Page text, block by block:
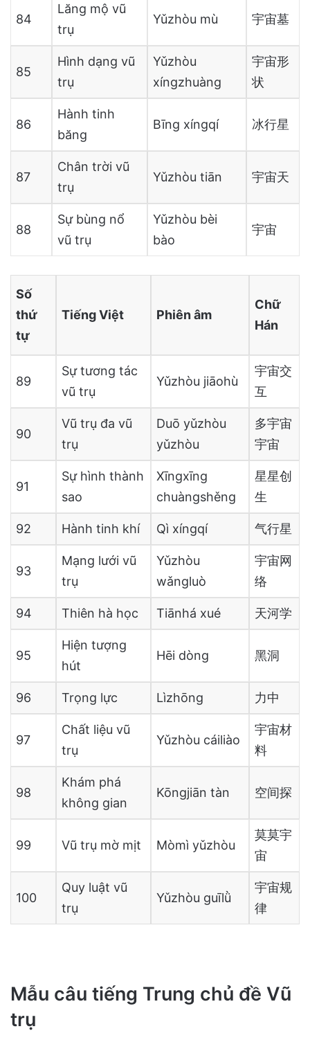
84
Lăng mộ vũ
trụ
Yǔzhòu mù 宇宙墓
85
Hình dạng vũ
trụ
Yǔzhòu
xíngzhuàng
宇宙形
状
86
Hành tinh
băng
Bīng xíngqí 冰行星
87
Chân trời vũ
trụ
Yǔzhòu tiān 宇宙天
88
Sự bùng nổ
vũ trụ
Yǔzhòu bèi
bào
宇宙
Số
thứ
tự
Tiếng Việt Phiên âm
Chữ
Hán
89
Sự tương tác
vũ trụ
Yǔzhòu jiāohù
宇宙交
互
90
Vũ trụ đa vũ
trụ
Duō yǔzhòu
yǔzhòu
多宇宙
宇宙
91
Sự hình thành
sao
Xīngxīng
chuàngshěng
星星创
生
92 Hành tinh khí Qì xíngqí 气行星
93
Mạng lưới vũ
trụ
Yǔzhòu
wǎngluò
宇宙网
络
94 Thiên hà học Tiānhá xué 天河学
95
Hiện tượng
hút
Hēi dòng 黑洞
96 Trọng lực Lìzhōng 力中
97
Chất liệu vũ
trụ
Yǔzhòu cáiliào
宇宙材
料
98
Khám phá
không gian
Kōngjiān tàn 空间探
99 Vũ trụ mờ mịt Mòmì yǔzhòu
莫莫宇
宙
100
Quy luật vũ
trụ
Yǔzhòu guīlǜ
宇宙规
律
Mẫu câu tiếng Trung chủ đề Vũ
trụ